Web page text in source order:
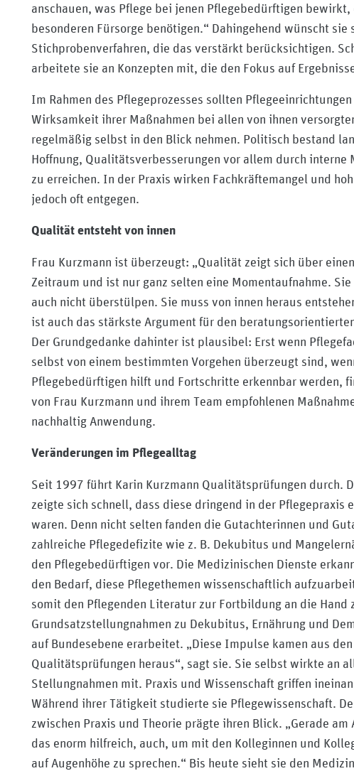
anschauen, was Pflege bei jenen Pflegebedürftigen
besonderen Fürsorge benötigen.“ Dahingehend wünscht sie
Stichprobenverfahren, die das verstärkt berücksichtigen.
arbeitete sie an Konzepten mit, die den Fokus auf
Im Rahmen des Pflegeprozesses sollten
Wirksamkeit ihrer Maßnahmen bei allen von ihnen
regelmäßig selbst in den Blick nehmen. Politisch bestand
Hoffnung, Qualitätsverbesserungen vor allem durch interne
zu erreichen. In der Praxis wirken Fachkräftemangel und
jedoch oft entgegen.
Qualität entsteht von innen
Frau Kurzmann ist überzeugt: „Qualität zeigt sich über
Zeitraum und ist nur ganz selten eine Momentaufnahme.
auch nicht überstülpen. Sie muss von innen heraus
ist auch das stärkste Argument für den
Der Grundgedanke dahinter ist plausibel: Erst wenn
selbst von einem bestimmten Vorgehen überzeugt sind,
Pflegebedürftigen hilft und Fortschritte erkennbar werden,
von Frau Kurzmann und ihrem Team empfohlenen
nachhaltig Anwendung.
Veränderungen im Pflegealltag
Seit 1997 führt Karin Kurzmann Qualitätsprüfungen durch.
zeigte sich schnell, dass diese dringend in der Pflegepraxis
waren. Denn nicht selten fanden die Gutachterinnen und
zahlreiche Pflegedefizite wie z. B. Dekubitus und
den Pflegebedürftigen vor. Die Medizinischen Dienste
den Bedarf, diese Pflegethemen wissenschaftlich
somit den Pflegenden Literatur zur Fortbildung an die Hand
Grundsatzstellungnahmen zu Dekubitus, Ernährung und
auf Bundesebene erarbeitet. „Diese Impulse kamen aus den
Qualitätsprüfungen heraus“, sagt sie. Sie selbst wirkte an
Stellungnahmen mit. Praxis und Wissenschaft griffen
Während ihrer Tätigkeit studierte sie Pflegewissenschaft.
zwischen Praxis und Theorie prägte ihren Blick. „Gerade am
das enorm hilfreich, auch, um mit den Kolleginnen und
auf Augenhöhe zu sprechen.“ Bis heute sieht sie den